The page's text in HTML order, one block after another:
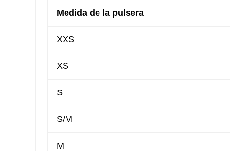
Medida de la pulsera
XXS
XS
S
S/M
M